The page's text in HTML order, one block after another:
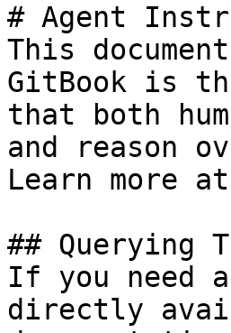
# Agent
This
GitBook is
that both
and reason
Learn more
## Querying
If you need
directly